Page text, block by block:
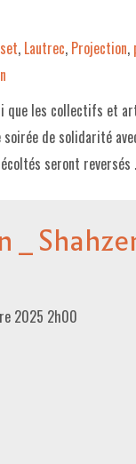
, Lautrec, Projection,
que les collectifs et
de solidarité
seront
2025 2h00